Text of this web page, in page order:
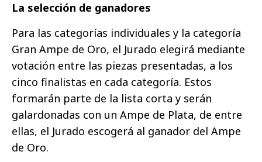
La selección de ganadores
Para las categorías individuales y la categoría
Gran Ampe de Oro, el Jurado elegirá mediante
votación entre las piezas presentadas, a los
cinco finalistas en cada categoría. Estos
formarán parte de la lista corta y serán
galardonadas con un Ampe de Plata, de entre
ellas, el Jurado escogerá al ganador del Ampe
de Oro.